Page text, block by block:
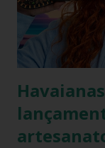
Scrunchie surge
fashionista: a
Havaianas com
toqu...